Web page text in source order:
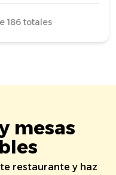
186 totales
mesas
restaurante y haz